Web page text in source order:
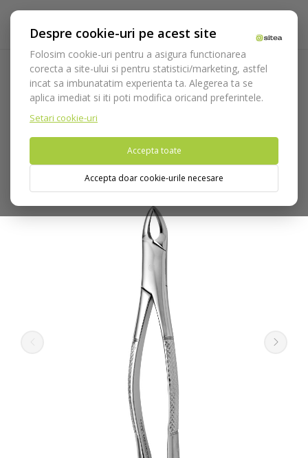
Despre cookie-uri pe acest site
Folosim cookie-uri pentru a asigura functionarea
corecta a site-ului si pentru statistici/marketing, astfel
incat sa imbunatatim experienta ta. Alegerea ta se
aplica imediat si iti poti modifica oricand preferintele.
Setari cookie-uri
Accepta toate
Accepta doar cookie-urile necesare
Acasa Instrumentar
Chirurgie si implantologie
Instrumentar extractie
Clesti Canini
Cleste extractie cod
2650/150
Nu puteti plasa comenzi din tara din care accesati website-ul
(United States).